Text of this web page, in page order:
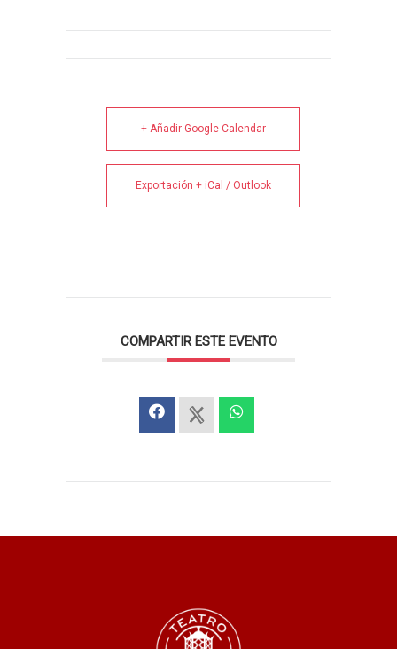
+ Añadir Google Calendar
Exportación + iCal / Outlook
COMPARTIR ESTE EVENTO